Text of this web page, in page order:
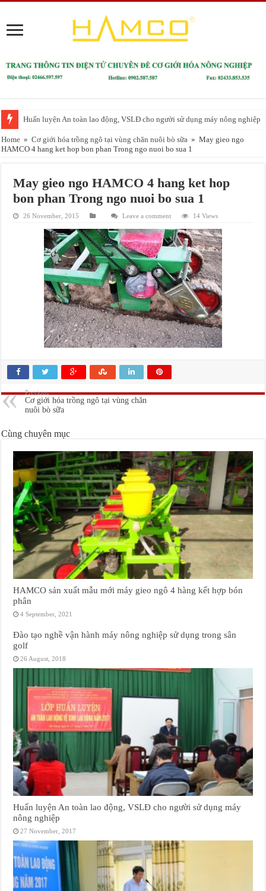
Huấn luyện An toàn lao động, VSLĐ cho người sử dụng máy nông nghiệp
Home » Cơ giới hóa trồng ngô tại vùng chăn nuôi bò sữa » May gieo ngo
HAMCO 4 hang ket hop bon phan Trong ngo nuoi bo sua 1
May gieo ngo HAMCO 4 hang ket hop
bon phan Trong ngo nuoi bo sua 1
26 November, 2015 Leave a comment 14 Views
Previous
Cơ giới hóa trồng ngô tại vùng chăn
nuôi bò sữa
Cùng chuyên mục
HAMCO sản xuất mẫu mới máy gieo ngô 4 hàng kết hợp bón
phân
4 September, 2021
Đào tạo nghề vận hành máy nông nghiệp sử dụng trong sân
golf
26 August, 2018
Huấn luyện An toàn lao động, VSLĐ cho người sử dụng máy
nông nghiệp
27 November, 2017